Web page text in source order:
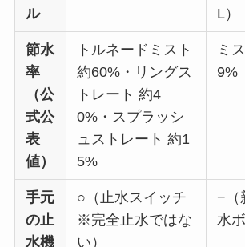
ル
L）
節水
率
（公
式公
表
値）
トルネードミスト
約60%・リングス
トレート 約4
0%・スプラッシ
ュストレート 約1
5%
ミ
9%
手元
の止
水機
○（止水スイッチ
※完全止水ではな
い）
−（
水